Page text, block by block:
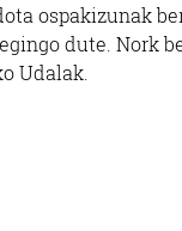
ospakizunak
dute. Nork
Udalak.